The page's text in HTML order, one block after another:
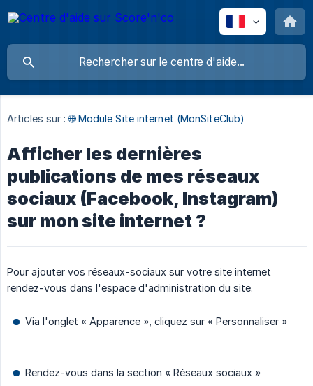
Articles sur : 🌐 Module Site internet (MonSiteClub)
Afficher les dernières
publications de mes réseaux
sociaux (Facebook, Instagram)
sur mon site internet ?
Pour ajouter vos réseaux-sociaux sur votre site internet
rendez-vous dans l'espace d'administration du site.
Via l'onglet « Apparence », cliquez sur « Personnaliser »
Rendez-vous dans la section « Réseaux sociaux »